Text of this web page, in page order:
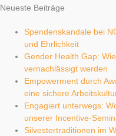
Neueste Beiträge
Spendenskandale bei
und Ehrlichkeit
Gender Health Gap:
vernachlässigt werden
Empowerment durch
eine sichere
Engagiert unterwegs:
unserer Incentive-
Silvestertraditionen im